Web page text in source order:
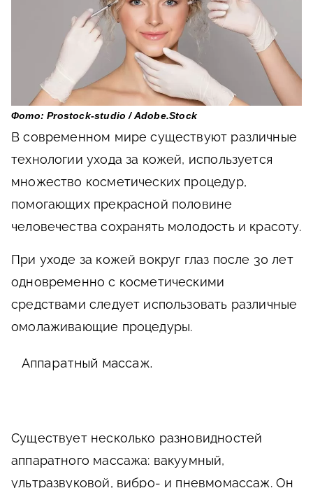
Фото: Prostock-studio / Adobe.Stock
В современном мире существуют различные
технологии ухода за кожей, используется
множество косметических процедур,
помогающих прекрасной половине
человечества сохранять молодость и красоту.
При уходе за кожей вокруг глаз после 30 лет
одновременно с косметическими
средствами следует использовать различные
омолаживающие процедуры.
Аппаратный массаж.
Существует несколько разновидностей
аппаратного массажа: вакуумный,
ультразвуковой, вибро- и пневмомассаж. Он